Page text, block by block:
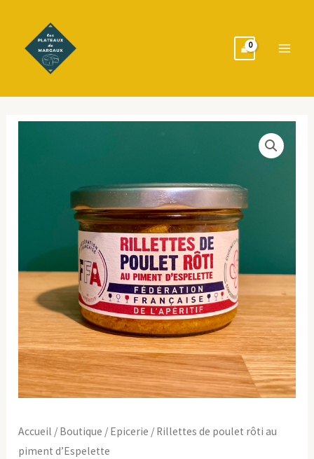
contenu
Accueil / Boutique / Epicerie / Rillettes de poulet rôti au
piment d’Espelette
piment
d'Espelette